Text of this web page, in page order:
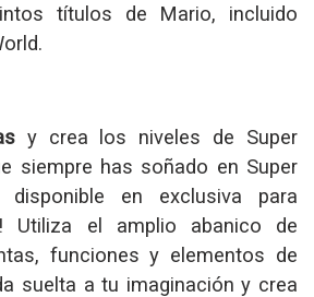
títulos de Mario, incluido
y crea los niveles de Super
siempre has soñado en Super
en exclusiva para
Utiliza el amplio abanico de
funciones y elementos de
suelta a tu imaginación y crea